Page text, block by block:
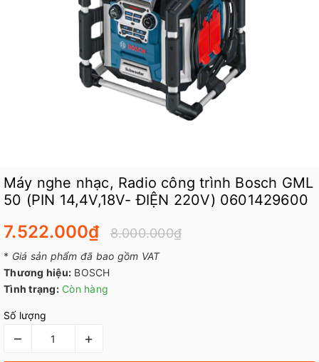
Máy nghe nhạc, Radio công trình Bosch GML
50 (PIN 14,4V,18V- ĐIỆN 220V) 0601429600
7.522.000₫ 8.000.000₫
* Giá sản phẩm đã bao gồm VAT
Thương hiệu: BOSCH
Tình trạng: Còn hàng
Số lượng
– +